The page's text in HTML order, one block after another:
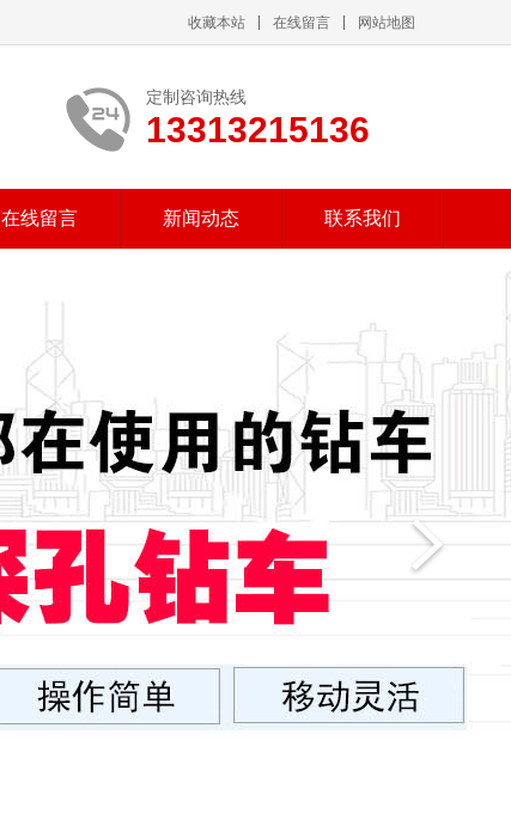
收藏本站 在线留言 网站地图
定制咨询热线
13313215136
在线留言 新闻动态 联系我们